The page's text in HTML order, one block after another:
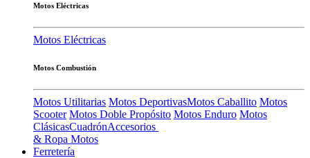
Motos Eléctricas
Motos Eléctricas
Motos Combustión
Motos Utilitarias Motos DeportivasMotos Caballito Motos
Scooter Motos Doble Propósito Motos Enduro Motos
ClásicasCuadrónAccesorios
& Ropa Motos
Ferretería